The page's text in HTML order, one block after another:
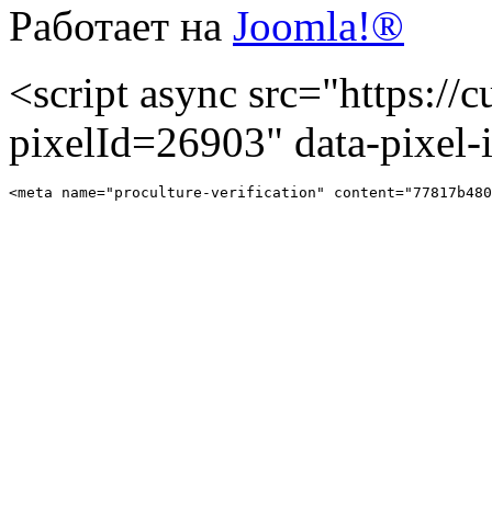
Работает на Joomla!®
<script async src="https://
pixelId=26903" data-
<meta name="proculture-verification"